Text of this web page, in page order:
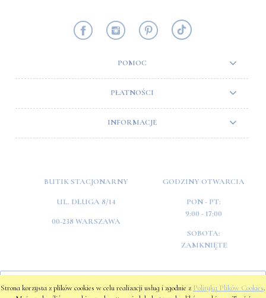
Strona korzysta z plików cookies w celu realizacji usług i zgodnie z Polityką Plików Cookies.
POMOC
PŁATNOŚCI
INFORMACJE
BUTIK STACJONARNY
UL. DŁUGA 8/14
00-238 WARSZAWA
GODZINY OTWARCIA
PON - PT:
9:00 - 17:00
SOBOTA:
ZAMKNIĘTE